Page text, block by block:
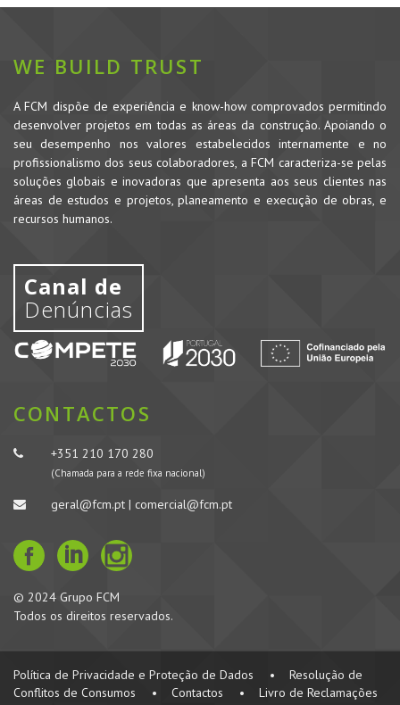
WE BUILD TRUST
A FCM dispõe de experiência e know-how comprovados permitindo
desenvolver projetos em todas as áreas da construção. Apoiando o
seu desempenho nos valores estabelecidos internamente e no
profissionalismo dos seus colaboradores, a FCM caracteriza-se pelas
soluções globais e inovadoras que apresenta aos seus clientes nas
áreas de estudos e projetos, planeamento e execução de obras, e
recursos humanos.
Canal de
Denúncias
CONTACTOS
+351 210 170 280
(Chamada para a rede fixa nacional)
geral@fcm.pt | comercial@fcm.pt
© 2024 Grupo FCM
Todos os direitos reservados.
Política de Privacidade e Proteção de Dados •
Resolução de
Conflitos de Consumos
• Contactos • Livro de Reclamações